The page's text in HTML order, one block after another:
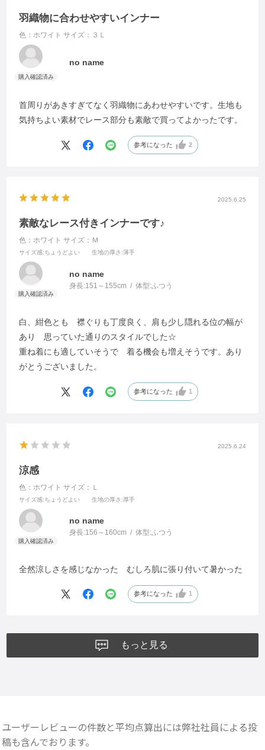
羽織物に合わせやすいインナー
色：ホワイト サイズ：３Ｌ
no name
首周りがあきすぎてなく羽織物にあわせやすいです。生地も
気持ちよい素材でレース部分も素敵で買ってよかったです。
参考になった 2
2025.6.25
素敵なレース付きインナーです♪
色：ホワイト サイズ：Ｍ
サイズ感:ちょうどよい 生地の厚さ :薄手
no name
身長:151～155cm 体型:ふつう
白、紺色とも 襟ぐりも丁度良く、肩も少し隠れる位の幅が
あり 思っていた通りのスタイルでした☆
重ね着にも適していそうで 着る機会も増えそうです。あり
がとうございました。
参考になった 1
2025.6.24
涼感
色：ホワイト サイズ：Ｌ
サイズ感:ちょうどよい 生地の厚さ :厚手
no name
身長:156～160cm 体型:ふつう
全然涼しさを感じなかった むしろ肌に張り付いて暑かった
参考になった 1
もっと見る
ユーザーレビューの件数と平均点算出には弊社社員による投
稿も含んでおります。